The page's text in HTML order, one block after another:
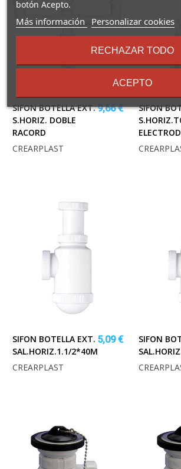
SIFON BOTELLA EXT.
S.HORIZ. DOBLE
RACORD
9,66 €
CREARPLAST
SIFON
ELECTROD
SIFON BOTELLA EXT.
SAL.HORIZ.1.1/2*40MM.
5,09 €
CREARPLAST
SIFON
botón Acepto.
Más información
sobre
términos
condiciones
Personalizar cookies
RECHAZAR TODO
ACEPTO